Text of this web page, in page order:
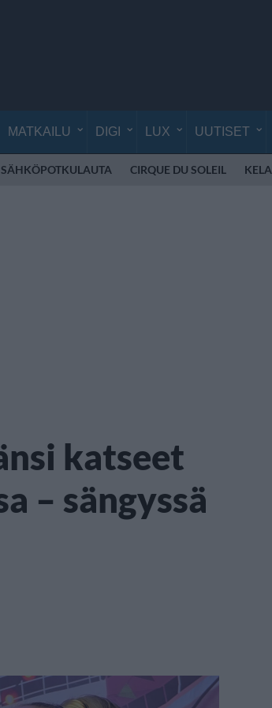
MATKAILU DIGI LUX UUTISET
SÄHKÖPOTKULAUTA CIRQUE DU SOLEIL KELA
katseet
– sängyssä